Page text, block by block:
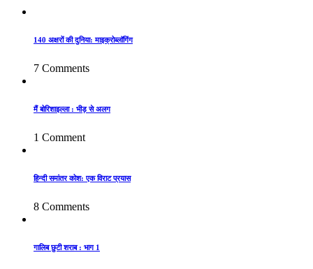
140 अक्षरों की दुनिया: माइक्रोब्लॉगिंग
7 Comments
मैं बोरिशाइल्ला : भीड़ से अलग
1 Comment
हिन्दी समांतर कोश: एक विराट प्रयास
8 Comments
गालिब छुटी शराब : भाग 1